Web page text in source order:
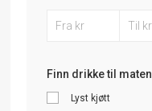
Finn drikke til maten
Lyst kjøtt